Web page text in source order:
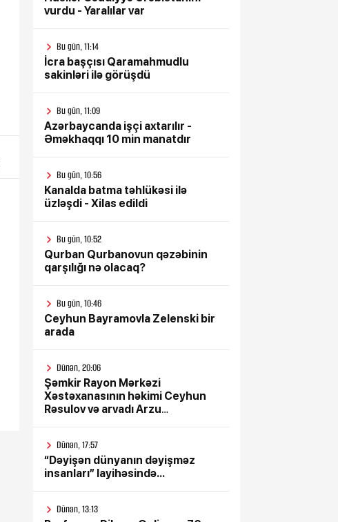
vurdu - Yaralılar var
Bu gün, 11:14
İcra başçısı Qaramahmudlu
sakinləri ilə görüşdü
Bu gün, 11:09
Azərbaycanda işçi axtarılır -
Əməkhaqqı 10 min manatdır
Bu gün, 10:56
Kanalda batma təhlükəsi ilə
üzləşdi - Xilas edildi
Bu gün, 10:52
Qurban Qurbanovun qəzəbinin
qarşılığı nə olacaq?
Bu gün, 10:46
Ceyhun Bayramovla Zelenski bir
arada
Dünən, 20:06
Şəmkir Rayon Mərkəzi
Xəstəxanasının həkimi Ceyhun
Rəsulov və arvadı Arzu
ölümü ilə bağlı Şəmkir rayon
prokrurluğunda araşdırma
aparılır
Dünən, 17:57
“Dəyişən dünyanın dəyişməz
insanları” layihəsində...
Dünən, 13:13